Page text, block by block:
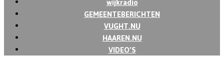
GEMEENTEBERICHTEN
VUGHT.NU
HAAREN.NU
VIDEO’S